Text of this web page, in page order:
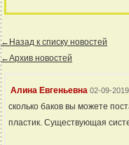
←Назад к списку новостей
←Архив новостей
Алина Евгеньевна 02-09-
сколько баков вы можете
пластик. Существующая